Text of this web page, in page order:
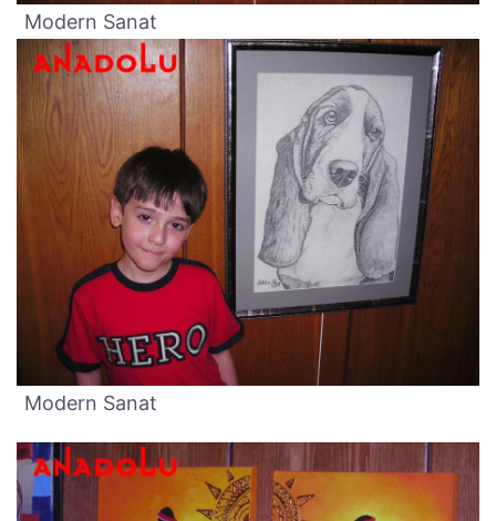
Modern Sanat
Modern Sanat